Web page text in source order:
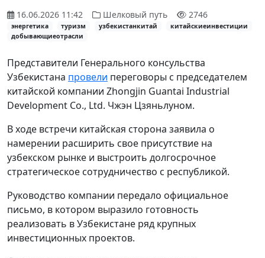
16.06.2026 11:42 Шелковый путь 2746
энергетика туризм узбекистанкитай
китайскиеинвестиции
добывающиеотрасли
Представители Генерального консульства
Узбекистана провели переговоры с председателем
китайской компании Zhongjin Guantai Industrial
Development Co., Ltd. Чжэн Цзяньлуном.
В ходе встречи китайская сторона заявила о
намерении расширить свое присутствие на
узбекском рынке и выстроить долгосрочное
стратегическое сотрудничество с республикой.
Руководство компании передало официальное
письмо, в котором выразило готовность
реализовать в Узбекистане ряд крупных
инвестиционных проектов.